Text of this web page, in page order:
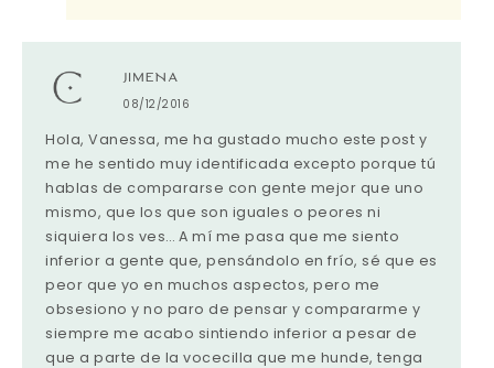
JIMENA
08/12/2016
Hola, Vanessa, me ha gustado mucho este post y
me he sentido muy identificada excepto porque tú
hablas de compararse con gente mejor que uno
mismo, que los que son iguales o peores ni
siquiera los ves… A mí me pasa que me siento
inferior a gente que, pensándolo en frío, sé que es
peor que yo en muchos aspectos, pero me
obsesiono y no paro de pensar y compararme y
siempre me acabo sintiendo inferior a pesar de
que a parte de la vocecilla que me hunde, tenga